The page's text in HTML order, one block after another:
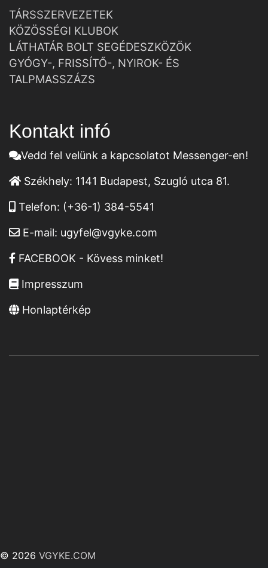
TÁRSSZERVEZETEK
KÖZÖSSÉGI KLUBOK
LÁTHATÁR BOLT SEGÉDESZKÖZÖK
GYÓGY-, FRISSÍTŐ-, NYIROK- ÉS
TALPMASSZÁZS
Kontakt infó
Vedd fel velünk a kapcsolatot Messenger-en!
Székhely: 1141 Budapest, Szugló utca 81.
Telefon: (+36-1) 384-5541
E-mail: ugyfel@vgyke.com
FACEBOOK - Kövess minket!
Impresszum
Honlaptérkép
© 2026 VGYKE.COM